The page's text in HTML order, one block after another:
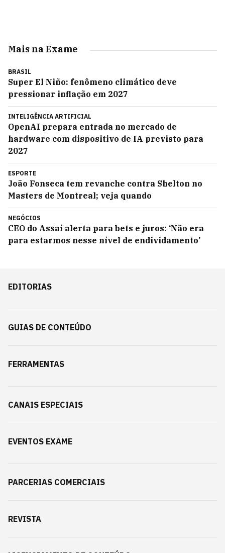
Mais na Exame
BRASIL
Super El Niño: fenômeno climático deve
pressionar inflação em 2027
INTELIGÊNCIA ARTIFICIAL
OpenAI prepara entrada no mercado de
hardware com dispositivo de IA previsto para
2027
ESPORTE
João Fonseca tem revanche contra Shelton no
Masters de Montreal; veja quando
NEGÓCIOS
CEO do Assaí alerta para bets e juros: ‘Não era
para estarmos nesse nível de endividamento’
EDITORIAS
GUIAS DE CONTEÚDO
FERRAMENTAS
CANAIS ESPECIAIS
EVENTOS EXAME
PARCERIAS COMERCIAIS
REVISTA